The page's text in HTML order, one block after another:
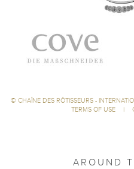
© CHAÎNE DES RÔTISSEURS -
TERMS OF USE
|
AROUND